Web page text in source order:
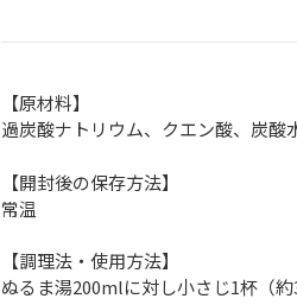
【原材料】
過炭酸ナトリウム、クエン酸、炭酸
【開封後の保存方法】
常温
【調理法・使用方法】
ぬるま湯200mlに対し小さじ1杯（